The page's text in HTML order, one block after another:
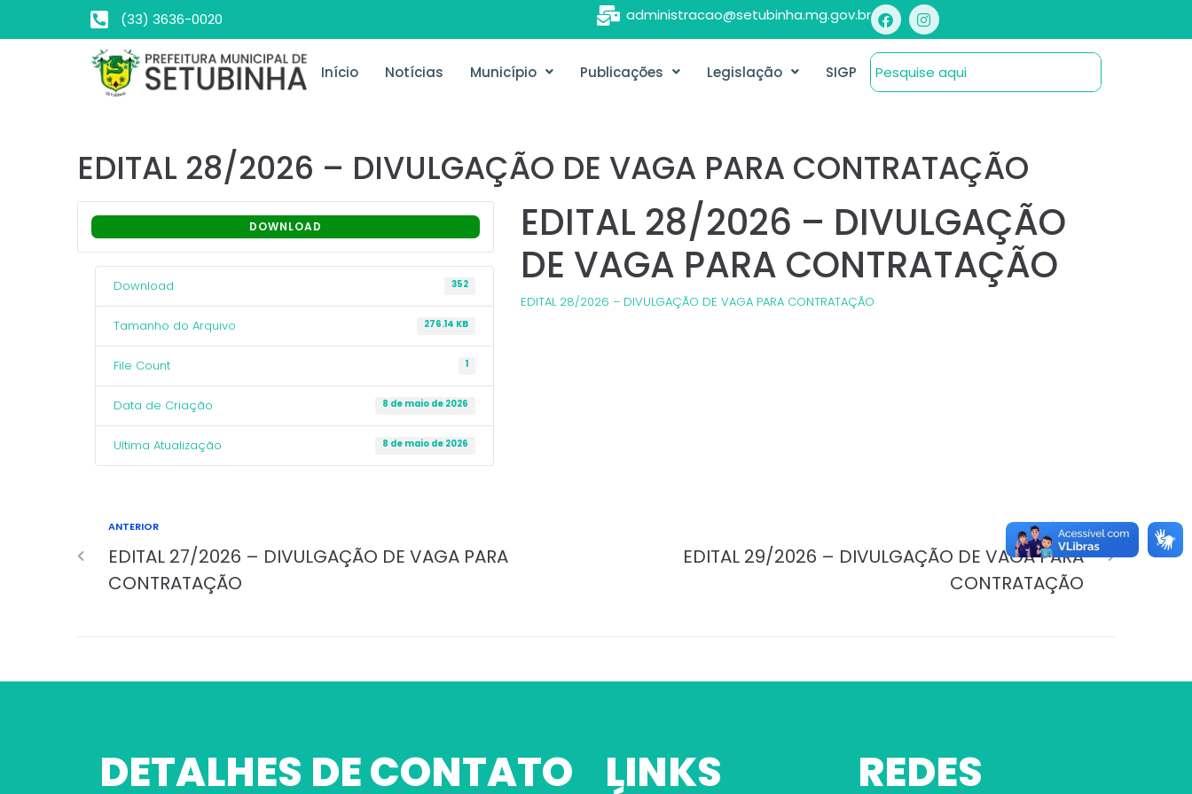
(33) 3636-0020 administracao@setubinha.mg.gov.br
Início Notícias Município Publicações Legislação SIGP
EDITAL 28/2026 – DIVULGAÇÃO DE VAGA PARA CONTRATAÇÃO
DOWNLOAD
Download 352
Tamanho do Arquivo 276.14 KB
File Count 1
Data de Criação 8 de maio de 2026
Ultima Atualização 8 de maio de 2026
EDITAL 28/2026 – DIVULGAÇÃO
DE VAGA PARA CONTRATAÇÃO
EDITAL 28/2026 – DIVULGAÇÃO DE VAGA PARA CONTRATAÇÃO
ANTERIOR
EDITAL 27/2026 – DIVULGAÇÃO DE VAGA PARA
CONTRATAÇÃO
PRÓXIMO
EDITAL 29/2026 – DIVULGAÇÃO DE VAGA PARA
CONTRATAÇÃO
DETALHES DE CONTATO LINKS REDES